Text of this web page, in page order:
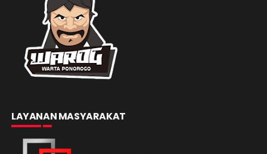
LAYANAN MASYARAKAT